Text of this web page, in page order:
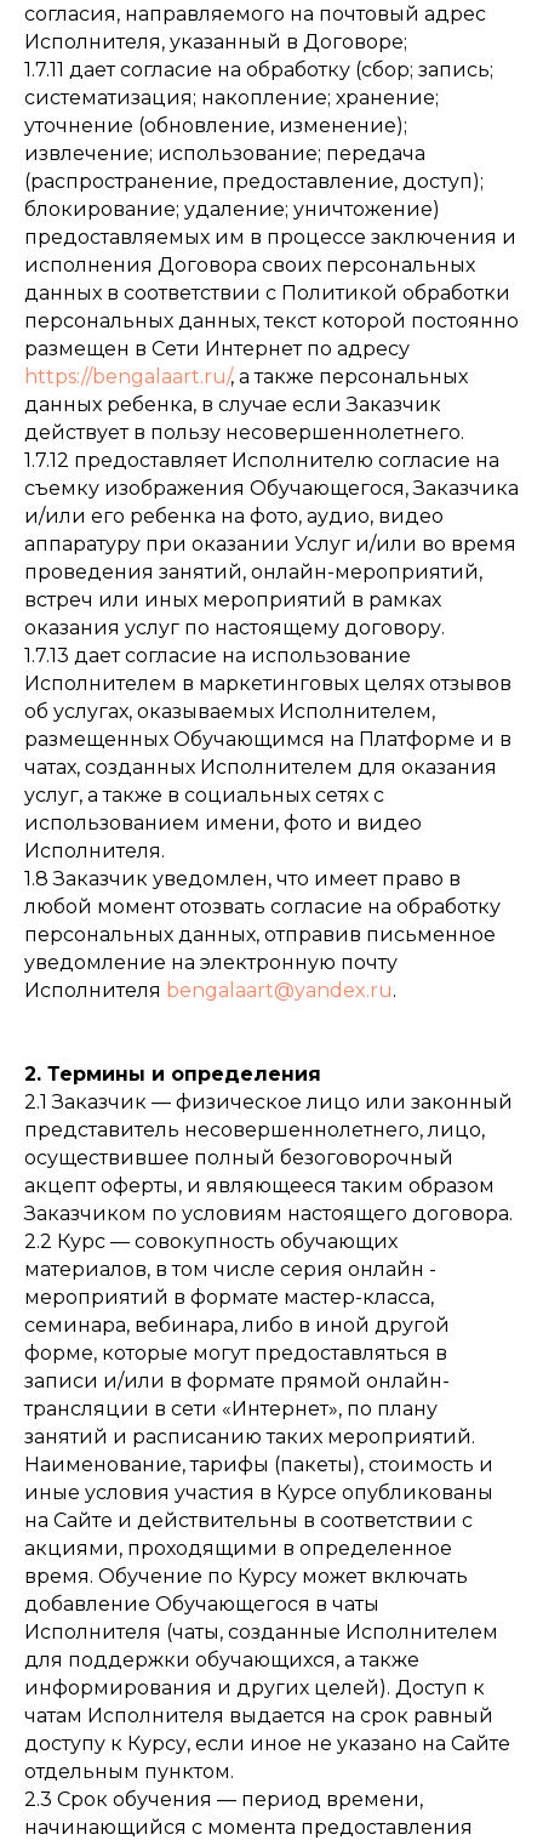
согласия, направляемого на почтовый адрес
Исполнителя, указанный в Договоре;
1.7.11 дает согласие на обработку (сбор; запись;
систематизация; накопление; хранение;
уточнение (обновление, изменение);
извлечение; использование; передача
(распространение, предоставление, доступ);
блокирование; удаление; уничтожение)
предоставляемых им в процессе заключения и
исполнения Договора своих персональных
данных в соответствии с Политикой обработки
персональных данных, текст которой постоянно
размещен в Сети Интернет по адресу
https://bengalaart.ru/, а также персональных
данных ребенка, в случае если Заказчик
действует в пользу несовершеннолетнего.
1.7.12 предоставляет Исполнителю согласие на
съемку изображения Обучающегося, Заказчика
и/или его ребенка на фото, аудио, видео
аппаратуру при оказании Услуг и/или во время
проведения занятий, онлайн-мероприятий,
встреч или иных мероприятий в рамках
оказания услуг по настоящему договору.
1.7.13 дает согласие на использование
Исполнителем в маркетинговых целях отзывов
об услугах, оказываемых Исполнителем,
размещенных Обучающимся на Платформе и в
чатах, созданных Исполнителем для оказания
услуг, а также в социальных сетях с
использованием имени, фото и видео
Исполнителя.
1.8 Заказчик уведомлен, что имеет право в
любой момент отозвать согласие на обработку
персональных данных, отправив письменное
уведомление на электронную почту
Исполнителя bengalaart@yandex.ru.
2. Термины и определения
2.1 Заказчик — физическое лицо или законный
представитель несовершеннолетнего, лицо,
осуществившее полный безоговорочный
акцепт оферты, и являющееся таким образом
Заказчиком по условиям настоящего договора.
2.2 Курс — совокупность обучающих
материалов, в том числе серия онлайн -
мероприятий в формате мастер-класса,
семинара, вебинара, либо в иной другой
форме, которые могут предоставляться в
записи и/или в формате прямой онлайн-
трансляции в сети «Интернет», по плану
занятий и расписанию таких мероприятий.
Наименование, тарифы (пакеты), стоимость и
иные условия участия в Курсе опубликованы
на Сайте и действительны в соответствии с
акциями, проходящими в определенное
время. Обучение по Курсу может включать
добавление Обучающегося в чаты
Исполнителя (чаты, созданные Исполнителем
для поддержки обучающихся, а также
информирования и других целей). Доступ к
чатам Исполнителя выдается на срок равный
доступу к Курсу, если иное не указано на Сайте
отдельным пунктом.
2.3 Срок обучения — период времени,
начинающийся с момента предоставления